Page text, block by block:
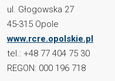
ul. Głogowska 27
45-315 Opole
www.rcre.opolskie.pl
tel.: +48 77 404 75 30
REGON: 000 196 718